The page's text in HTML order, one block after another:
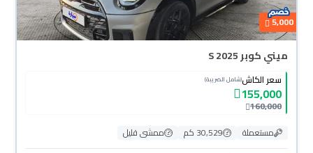
5,000
ميني كوبر S 2025
سعر الكاش(شامل الضريبة)
155,000
160,000
مستعملة
30,529 كم
ممشى قليل